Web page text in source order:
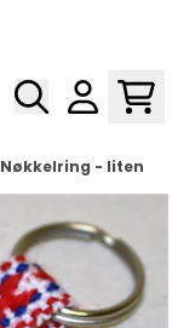
Nøkkelring - liten